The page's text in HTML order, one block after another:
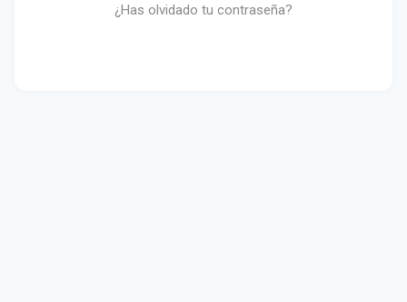
¿Has olvidado tu contraseña?